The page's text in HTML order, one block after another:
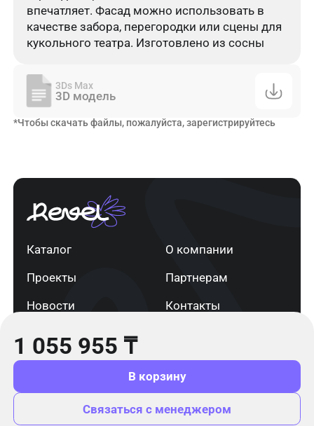
впечатляет. Фасад можно использовать в
качестве забора, перегородки или сцены для
кукольного театра. Изготовлено из сосны
3Ds Max
3D модель
*Чтобы скачать файлы, пожалуйста, зарегистрируйтесь
1 055 955 ₸
В корзину
Связаться с менеджером
Каталог
О компании
Проекты
Партнерам
Новости
Контакты
г. Астана
+7 705 820 91 13
Сделано в Mavs